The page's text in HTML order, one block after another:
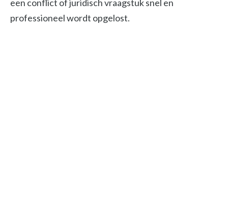
een conflict of juridisch vraagstuk snel en
professioneel wordt opgelost.